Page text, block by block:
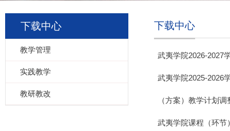
下载中心
教学管理
实践教学
教研教改
下载中心
武夷学院2026-2027
武夷学院2025-2026
（方案）教学计划
武夷学院课程（环节